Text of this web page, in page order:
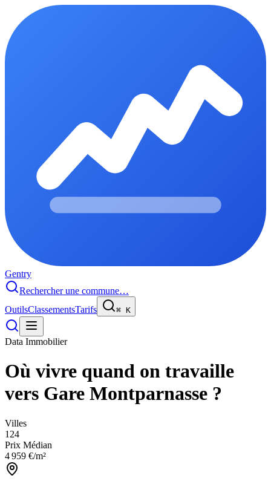
Gentry
Rechercher une commune…
OutilsClassementsTarifs ⌘ K
Data Immobilier
Où vivre quand on travaille
vers Gare Montparnasse ?
Villes
124
Prix Médian
4 959 €/m²